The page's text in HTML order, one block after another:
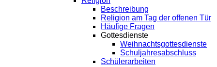
Beschreibung
Religion am Tag der offenen Tür
Häufige Fragen
Gottesdienste
Weihnachtsgottesdienste
Schuljahresabschluss
Schülerarbeiten